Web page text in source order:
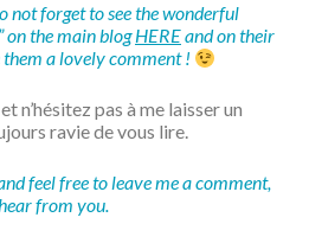
not forget to see the wonderful
on the main blogHEREand on their
a lovely comment !
n’hésitez pas à me laisser un
ravie de vous lire.
feel free to leave me a comment,
from you.